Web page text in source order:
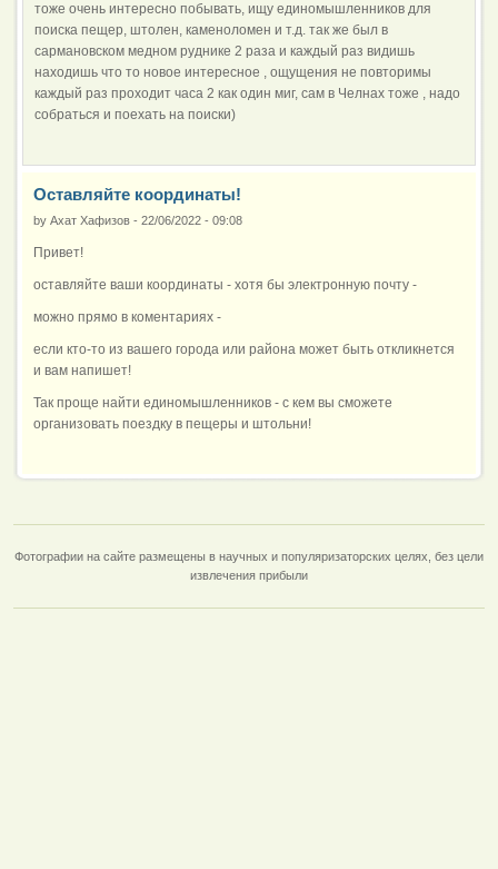
тоже очень интересно побывать, ищу единомышленников для
поиска пещер, штолен, каменоломен и т.д. так же был в
сармановском медном руднике 2 раза и каждый раз видишь
находишь что то новое интересное , ощущения не повторимы
каждый раз проходит часа 2 как один миг, сам в Челнах тоже , надо
собраться и поехать на поиски)
Оставляйте координаты!
by Ахат Хафизов - 22/06/2022 - 09:08
Привет!
оставляйте ваши координаты - хотя бы электронную почту -
можно прямо в коментариях -
если кто-то из вашего города или района может быть откликнется
и вам напишет!
Так проще найти единомышленников - с кем вы сможете
организовать поездку в пещеры и штольни!
Фотографии на сайте размещены в научных и популяризаторских целях, без цели
извлечения прибыли